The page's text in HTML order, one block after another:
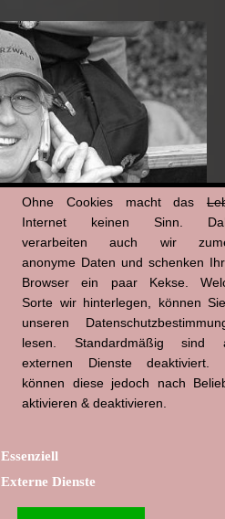
Ohne Cookies macht das
Internet keinen Sinn.
verarbeiten auch wir
anonyme Daten und schenken
Browser ein paar Kekse.
Sorte wir hinterlegen, können
unseren
lesen. Standardmäßig sind
externen Dienste deaktiviert.
können diese jedoch nach
aktivieren & deaktivieren.
Essenziell
Externe Dienste